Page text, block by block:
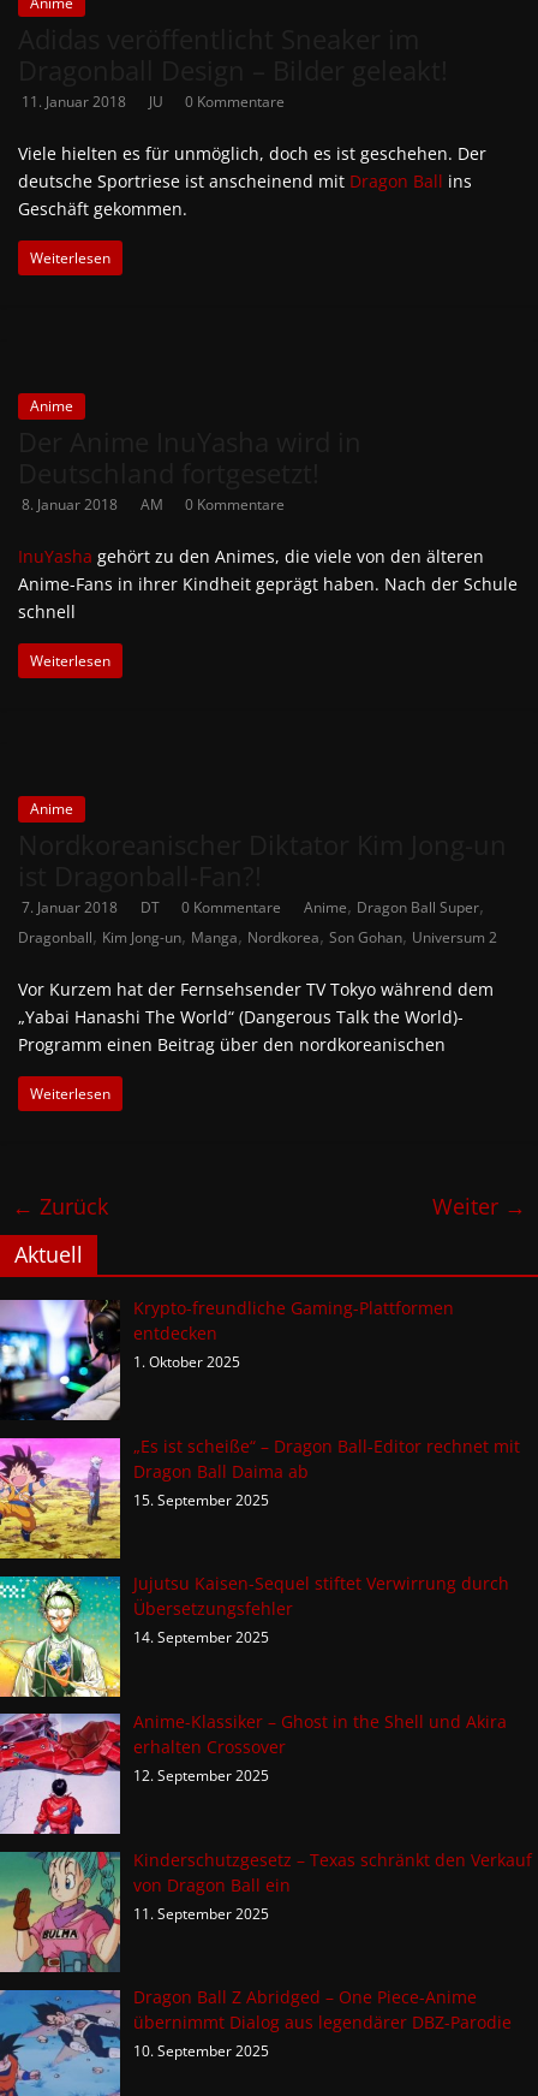
11. Januar 2018 JU 0 Kommentare
Viele hielten es für unmöglich, doch es ist geschehen. Der
deutsche Sportriese ist anscheinend mit Dragon Ball ins
Geschäft gekommen.
Weiterlesen
Anime
8. Januar 2018 AM 0 Kommentare
InuYasha gehört zu den Animes, die viele von den älteren
Anime-Fans in ihrer Kindheit geprägt haben. Nach der Schule
schnell
Weiterlesen
Anime
7. Januar 2018 DT 0 Kommentare Anime, Dragon Ball Super,
Dragonball, Kim Jong-un, Manga, Nordkorea, Son Gohan, Universum 2
Vor Kurzem hat der Fernsehsender TV Tokyo während dem
„Yabai Hanashi The World“ (Dangerous Talk the World)-
Programm einen Beitrag über den nordkoreanischen
Weiterlesen
← Zurück
Weiter →
Aktuell
Krypto-freundliche Gaming-Plattformen
entdecken
1. Oktober 2025
„Es ist scheiße“ – Dragon Ball-Editor rechnet mit
Dragon Ball Daima ab
15. September 2025
Jujutsu Kaisen-Sequel stiftet Verwirrung durch
Übersetzungsfehler
14. September 2025
Anime-Klassiker – Ghost in the Shell und Akira
erhalten Crossover
12. September 2025
Kinderschutzgesetz – Texas schränkt den Verkauf
von Dragon Ball ein
11. September 2025
Dragon Ball Z Abridged – One Piece-Anime
übernimmt Dialog aus legendärer DBZ-Parodie
10. September 2025